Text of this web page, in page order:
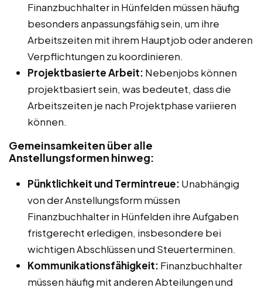
Finanzbuchhalter in Hünfelden müssen häufig
besonders anpassungsfähig sein, um ihre
Arbeitszeiten mit ihrem Hauptjob oder anderen
Verpflichtungen zu koordinieren.
Projektbasierte Arbeit: Nebenjobs können
projektbasiert sein, was bedeutet, dass die
Arbeitszeiten je nach Projektphase variieren
können.
Gemeinsamkeiten über alle
Anstellungsformen hinweg:
Pünktlichkeit und Termintreue: Unabhängig
von der Anstellungsform müssen
Finanzbuchhalter in Hünfelden ihre Aufgaben
fristgerecht erledigen, insbesondere bei
wichtigen Abschlüssen und Steuerterminen.
Kommunikationsfähigkeit: Finanzbuchhalter
müssen häufig mit anderen Abteilungen und